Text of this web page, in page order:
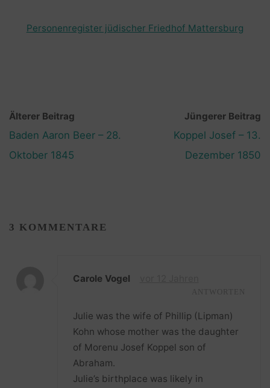
Personenregister jüdischer Friedhof Mattersburg
Älterer Beitrag
Baden Aaron Beer – 28.
Oktober 1845
Jüngerer Beitrag
Koppel Josef – 13.
Dezember 1850
3 KOMMENTARE
Carole Vogel
Julie was the wife of Phillip (Lipman)
Kohn whose mother was the daughter
of Morenu Josef Koppel son of
Abraham.
Julie’s birthplace was likely in